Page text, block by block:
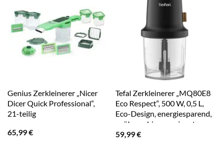
Genius Zerkleinerer „Nicer
Dicer Quick Professional“,
21-teilig
65,99€
Tefal Zerkleinerer „MQ80E8
Eco Respect“, 500 W, 0,5 L,
Eco-Design, energiesparend,
spülmaschinengeeignete
Klingen
59,99€